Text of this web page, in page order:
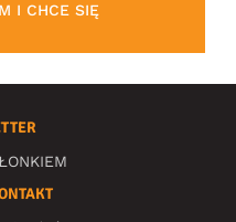
I CHCE SIĘ